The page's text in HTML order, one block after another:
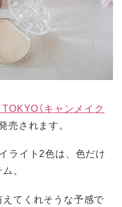
（キャンメイク
売されます。
ライト2色は、色だけ
。
てくれそうな予感で